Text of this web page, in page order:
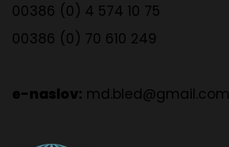
00386 (0) 4 574 10 75
00386 (0) 70 610 249
e-naslov: md.bled@gmail.com